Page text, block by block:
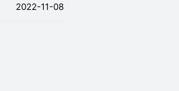
2022-11-08